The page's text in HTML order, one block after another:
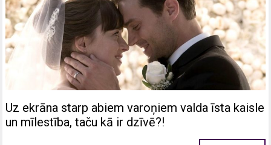
Uz ekrāna starp abiem varoņiem valda īsta kaisle
un mīlestība, taču kā ir dzīvē?!